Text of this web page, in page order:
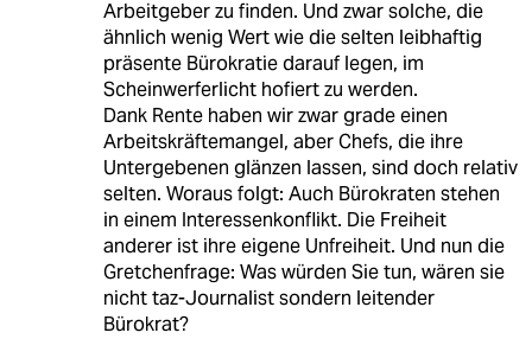
Arbeitgeber zu finden. Und zwar solche, die
ähnlich wenig Wert wie die selten leibhaftig
präsente Bürokratie darauf legen, im
Scheinwerferlicht hofiert zu werden.
Dank Rente haben wir zwar grade einen
Arbeitskräftemangel, aber Chefs, die ihre
Untergebenen glänzen lassen, sind doch relativ
selten. Woraus folgt: Auch Bürokraten stehen
in einem Interessenkonflikt. Die Freiheit
anderer ist ihre eigene Unfreiheit. Und nun die
Gretchenfrage: Was würden Sie tun, wären sie
nicht taz-Journalist sondern leitender
Bürokrat?